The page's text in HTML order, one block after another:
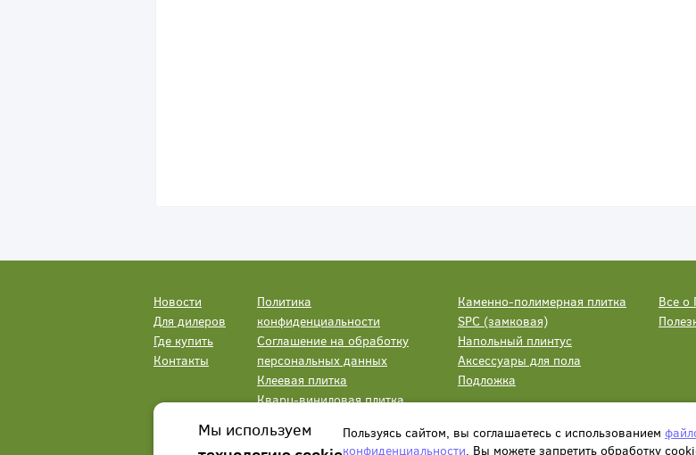
Новости
Для дилеров
Где купить
Контакты
Политика
конфиденциальности
Соглашение на обработку
персональных данных
Клеевая плитка
Кварц-виниловая плитка
Каменно-полимерная плитка
SPC (замковая)
Напольный плинтус
Аксессуары для пола
Подложка
Все о
Мы используем
Пользуясь сайтом, вы соглашаетесь с использованием
конфиденциальности. Вы можете запретить обработку